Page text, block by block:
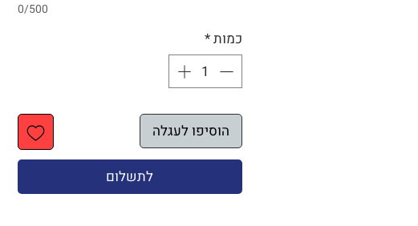
0/500
כמות*
הוסיפו לעגלה
לתשלום